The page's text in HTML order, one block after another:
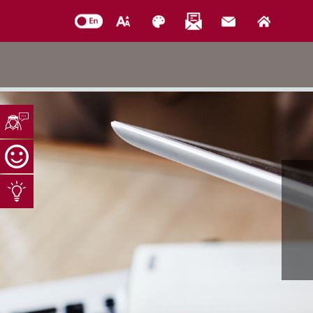
خدمات الدائرة
خدمات الأفراد